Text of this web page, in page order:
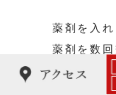
薬剤を入
薬剤を数
いく方法